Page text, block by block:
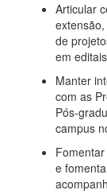
Articular
de
em
Manter
com as
Pós-
campus
e